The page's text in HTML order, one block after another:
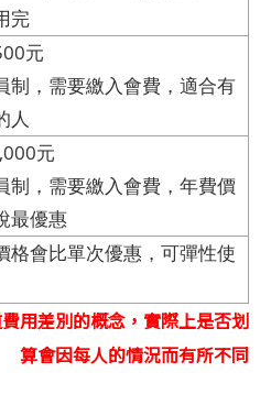
完
元
制，需要繳入會費，適合有
人
元
制，需要繳入會費，年費價
最優惠
格會比單次優惠，可彈性使
用差別的概念，實際上是否划
算會因每人的情況而有所不同